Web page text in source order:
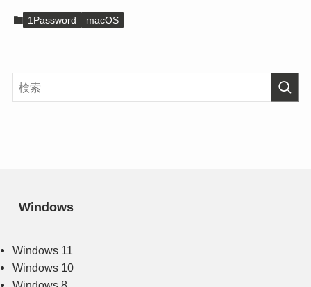
1Password macOS
Windows
Windows 11
Windows 10